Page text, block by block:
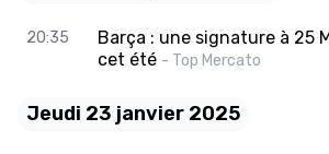
20:35
Barça : une signature à 25
cet été - Top Mercato
Jeudi 23 janvier 2025